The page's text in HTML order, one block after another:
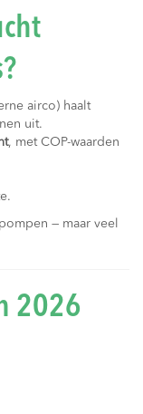
airco) haalt
uit.
, met COP-waarden
— maar veel
2026